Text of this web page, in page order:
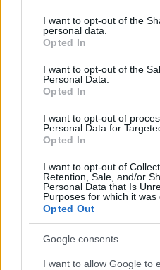
not limited to your visit or
grant or deny consent to
use your data for below
consent section.
I want to opt-out of the
personal data.
Opted In
I want to opt-out of the
Personal Data.
Opted In
I want to opt-out of
Personal Data for
Opted In
I want to opt-out of
Retention, Sale, and/or
Personal Data that Is
Purposes for which it was
Opted Out
Google consents
I want to allow Google to
«Φίλτρο» της ΑΑΔΕ στις
το χαρτζιλίκι και οι